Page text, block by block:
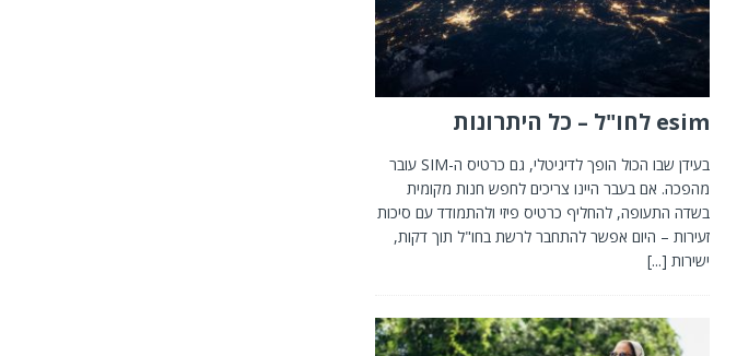
esim לחו"ל – כל היתרונות
בעידן שבו הכול הופך לדיגיטלי, גם כרטיס ה-SIM עובר
מהפכה. אם בעבר היינו צריכים לחפש חנות מקומית
בשדה התעופה, להחליף כרטיס פיזי ולהתמודד עם סיכות
זעירות – היום אפשר להתחבר לרשת בחו"ל תוך דקות,
ישירות [...]